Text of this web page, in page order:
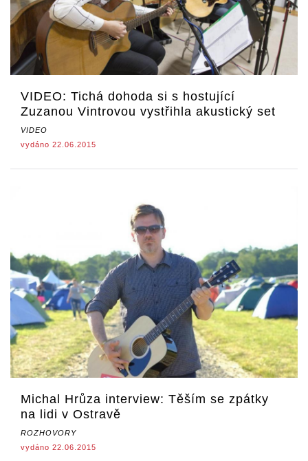
VIDEO: Tichá dohoda si s hostující
Zuzanou Vintrovou vystřihla akustický set
VIDEO
vydáno 22.06.2015
Michal Hrůza interview: Těším se zpátky
na lidi v Ostravě
ROZHOVORY
vydáno 22.06.2015